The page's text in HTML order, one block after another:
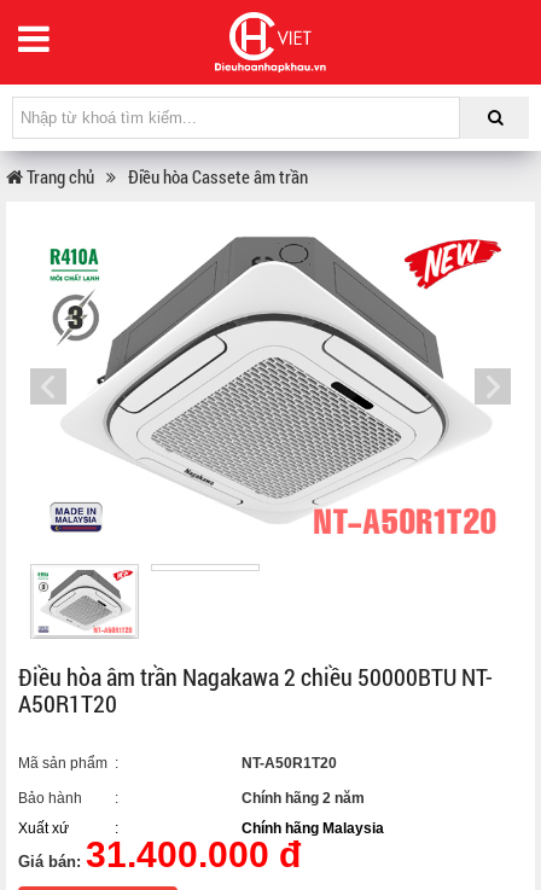
Trang chủ Điều hòa Cassete âm trần
Điều hòa âm trần Nagakawa 2 chiều 50000BTU NT-
A50R1T20
Mã sản phẩm : NT-A50R1T20
Bảo hành :
Chính hãng 2 năm
Xuất xứ
: Chính hãng Malaysia
Giá bán: 31.400.000 đ